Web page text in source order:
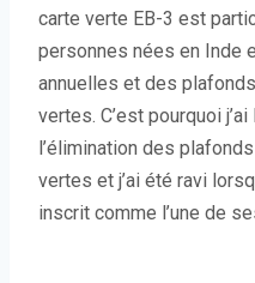
carte verte EB-3 est
personnes nées en Inde
annuelles et des
vertes. C’est pourquoi
l’élimination des
vertes et j’ai été ravi
inscrit comme l’une de